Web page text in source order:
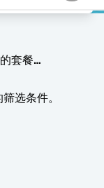
套餐…
选条件。